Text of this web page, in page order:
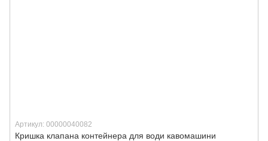
Артикул: 00000040082
Кришка клапана контейнера для води кавомашини